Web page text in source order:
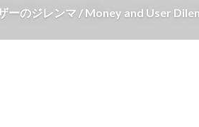
ーのジレンマ / Money and User